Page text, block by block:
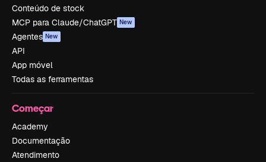
Conteúdo de stock
MCP para Claude/ChatGPT New
Agentes New
API
App móvel
Todas as ferramentas
Começar
Academy
Documentação
Atendimento